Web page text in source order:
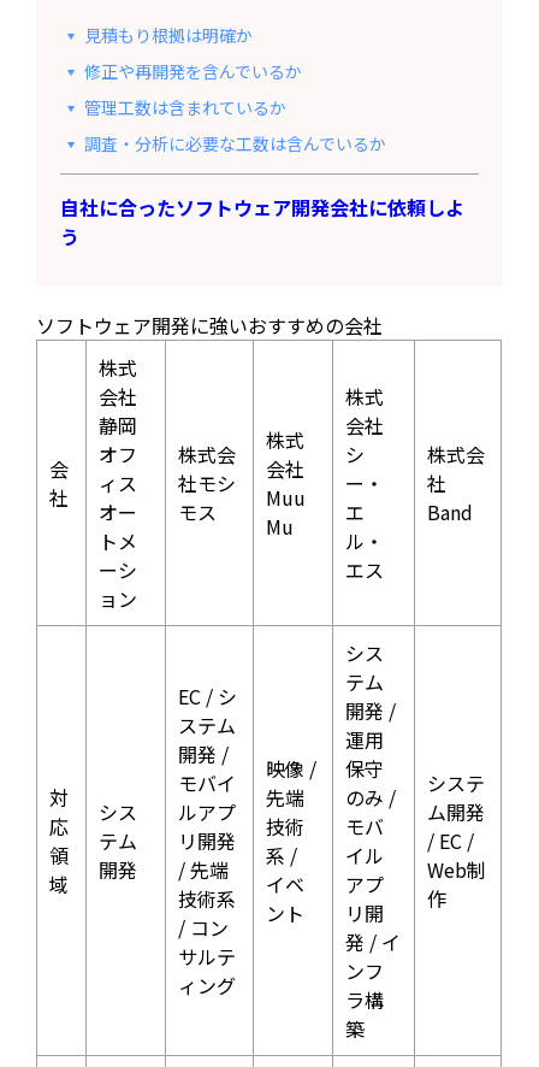
見積もり根拠は明確か
修正や再開発を含んでいるか
管理工数は含まれているか
調査・分析に必要な工数は含んでいるか
自社に合ったソフトウェア開発会社に依頼しよ
う
ソフトウェア開発に強いおすすめの会社
会
社
株式
会社
静岡
オフ
ィス
オー
トメ
ーシ
ョン
株式会
社モシ
モス
株式
会社
Muu
Mu
株式
会社
シ
ー・
エ
ル・
エス
株式会
社
Band
対
応
領
域
シス
テム
開発
EC / シ
ステム
開発 /
モバイ
ルアプ
リ開発
/ 先端
技術系
/ コン
サルテ
ィング
映像 /
先端
技術
系 /
イベ
ント
シス
テム
開発 /
運用
保守
のみ /
モバ
イル
アプ
リ開
発 / イ
ンフ
ラ構
築
システ
ム開発
/ EC /
Web制
作